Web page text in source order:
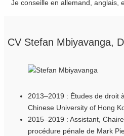
Je conseille en allemand, anglais,
CV Stefan Mbiyavanga,
2013–2019 : Études de droit
Chinese University of Hong
2015–2019 : Assistant,
procédure pénale de Mark